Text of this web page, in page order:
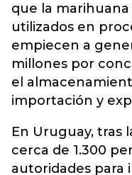
que la marihuana
utilizados en
empiecen a
millones por
el
importación y
En Uruguay, tras
cerca de 1.300
autoridades para